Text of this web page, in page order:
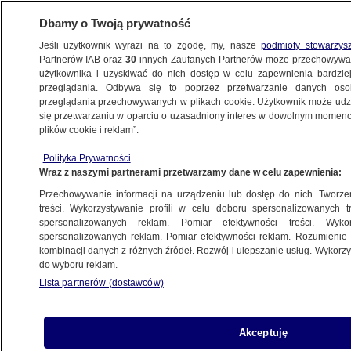
POLSKA
stawiennictwa". "On po prostu tam
nie chce być i nie chce zeznawać"
2.02.2025, 17:37
Udostępnij
Dbamy o Twoją prywatność
Jeśli użytkownik wyrazi na to zgodę, my, naszepodmioty
Partnerów IAB oraz30 innych Zaufanych Partnerów może
użytkownika i uzyskiwać do nich dostęp w celu zapewnienia
przeglądania. Odbywa się to poprzez przetwarzanie danych
przeglądania przechowywanych w plikach cookie. Użytkownik może
się przetwarzaniu w oparciu o uzasadniony interes w dowolnym
plików cookie i reklam”.
Polityka Prywatności
Wraz z naszymi partnerami przetwarzamy dane w celu zapewnienia:
Przechowywanie informacji na urządzeniu lub dostęp do nich.
treści. Wykorzystywanie profili w celu doboru spersonalizowanych
spersonalizowanych reklam. Pomiar efektywności treści.
spersonalizowanych reklam. Pomiar efektywności reklam.
kombinacji danych z różnych źródeł. Rozwój i ulepszanie usług.
do wyboru reklam.
Lista partnerów (dostawców)
Akceptuję